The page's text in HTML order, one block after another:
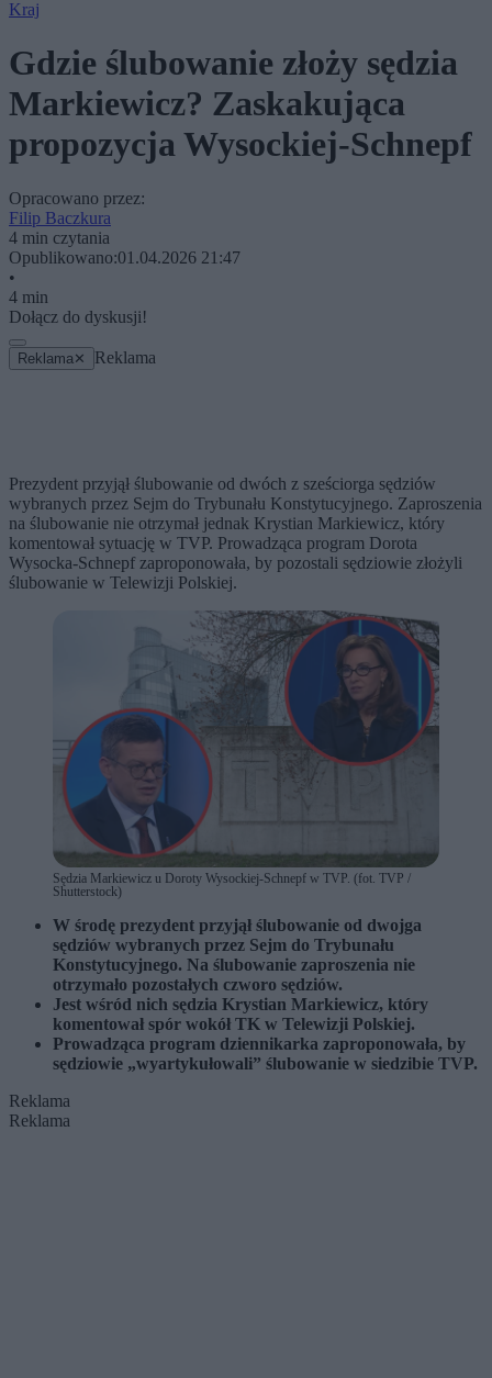
Kraj
Gdzie ślubowanie złoży sędzia
Markiewicz? Zaskakująca
propozycja Wysockiej-Schnepf
Opracowano przez:
Filip Baczkura
4 min czytania
Opublikowano:01.04.2026 21:47
•
4 min
Dołącz do dyskusji!
Reklama ✕ Reklama
Prezydent przyjął ślubowanie od dwóch z sześciorga sędziów
wybranych przez Sejm do Trybunału Konstytucyjnego. Zaproszenia
na ślubowanie nie otrzymał jednak Krystian Markiewicz, który
komentował sytuację w TVP. Prowadząca program Dorota
Wysocka-Schnepf zaproponowała, by pozostali sędziowie złożyli
ślubowanie w Telewizji Polskiej.
Sędzia Markiewicz u Doroty Wysockiej-Schnepf w TVP. (fot. TVP /
Shutterstock)
W środę prezydent przyjął ślubowanie od dwojga
sędziów wybranych przez Sejm do Trybunału
Konstytucyjnego. Na ślubowanie zaproszenia nie
otrzymało pozostałych czworo sędziów.
Jest wśród nich sędzia Krystian Markiewicz, który
komentował spór wokół TK w Telewizji Polskiej.
Prowadząca program dziennikarka zaproponowała, by
sędziowie „wyartykułowali” ślubowanie w siedzibie TVP.
Reklama
Reklama